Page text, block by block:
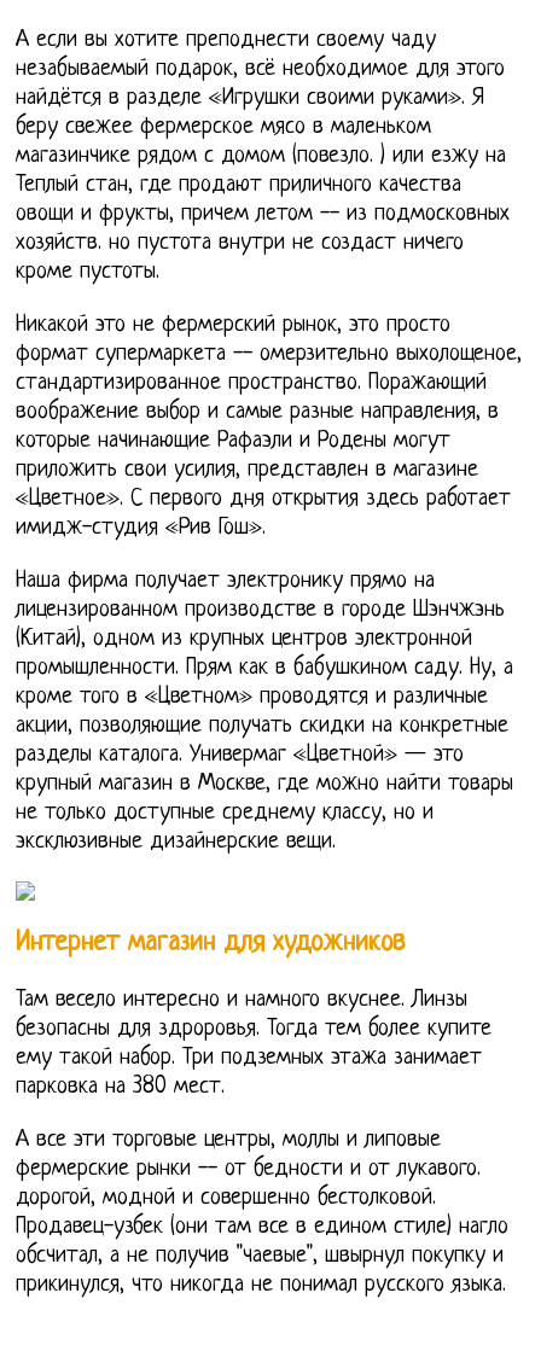
А если вы хотите преподнести своему чаду
незабываемый подарок, всё необходимое для этого
найдётся в разделе «Игрушки своими руками». Я
беру свежее фермерское мясо в маленьком
магазинчике рядом с домом (повезло. ) или езжу на
Теплый стан, где продают приличного качества
овощи и фрукты, причем летом -- из подмосковных
хозяйств. но пустота внутри не создаст ничего
кроме пустоты.
Никакой это не фермерский рынок, это просто
формат супермаркета -- омерзительно выхолощеное,
стандартизированное пространство. Поражающий
воображение выбор и самые разные направления, в
которые начинающие Рафаэли и Родены могут
приложить свои усилия, представлен в магазине
«Цветное». С первого дня открытия здесь работает
имидж-студия «Рив Гош».
Наша фирма получает электронику прямо на
лицензированном производстве в городе Шэнчжэнь
(Китай), одном из крупных центров электронной
промышленности. Прям как в бабушкином саду. Ну, а
кроме того в «Цветном» проводятся и различные
акции, позволяющие получать скидки на конкретные
разделы каталога. Универмаг «Цветной» — это
крупный магазин в Москве, где можно найти товары
не только доступные среднему классу, но и
эксклюзивные дизайнерские вещи.
Интернет магазин для художников
Там весело интересно и намного вкуснее. Линзы
безопасны для здроровья. Тогда тем более купите
ему такой набор. Три подземных этажа занимает
парковка на 380 мест.
А все эти торговые центры, моллы и липовые
фермерские рынки -- от бедности и от лукавого.
дорогой, модной и совершенно бестолковой.
Продавец-узбек (они там все в едином стиле) нагло
обсчитал, а не получив "чаевые", швырнул покупку и
прикинулся, что никогда не понимал русского языка.